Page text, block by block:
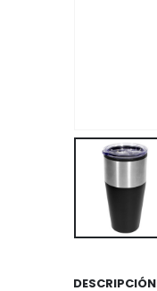
DESCRIPCIÓN